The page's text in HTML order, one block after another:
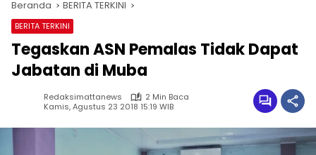
Beranda BERITA TERKINI
BERITA TERKINI
Tegaskan ASN Pemalas Tidak Dapat
Jabatan di Muba
Redaksimattanews
2 Min Baca
Kamis, Agustus 23 2018 15:19 WIB